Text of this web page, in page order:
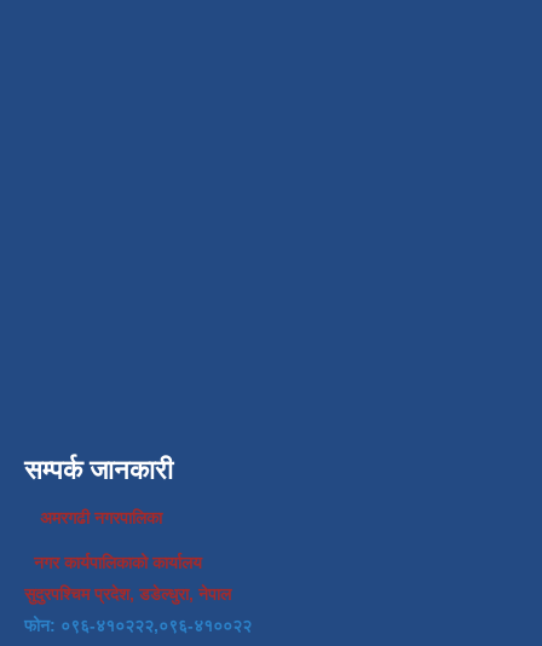
सम्पर्क जानकारी
अमरगढी नगरपालिका
नगर कार्यपालिकाको कार्यालय
सुदुरपश्चिम प्रदेश, डडेल्धुरा, नेपाल
फोन: ०९६-४१०२२२,०९६-४१००२२